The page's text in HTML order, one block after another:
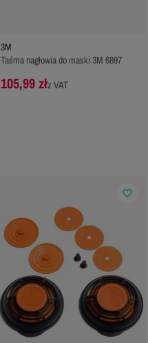
3M
Taśma nagłowia do maski 3M 6897
105,99 złz VAT
favorite_border